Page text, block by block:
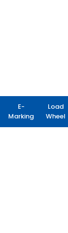
E-
Marking
Load
Wheel